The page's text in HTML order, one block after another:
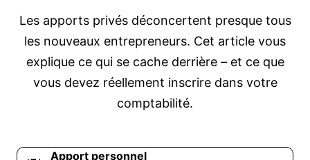
Les apports privés déconcertent presque tous
les nouveaux entrepreneurs. Cet article vous
explique ce qui se cache derrière – et ce que
vous devez réellement inscrire dans votre
comptabilité.
Apport personnel